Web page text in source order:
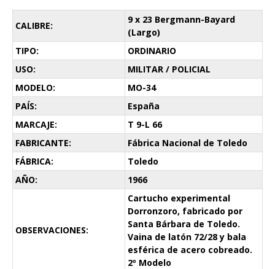
CALIBRE:
9 x 23 Bergmann-Bayard
(Largo)
TIPO:
ORDINARIO
USO:
MILITAR / POLICIAL
MODELO:
MO-34
PAÍS:
España
MARCAJE:
T 9-L 66
FABRICANTE:
Fábrica Nacional de Toledo
FÁBRICA:
Toledo
AÑO:
1966
OBSERVACIONES:
Cartucho experimental
Dorronzoro, fabricado por
Santa Bárbara de Toledo.
Vaina de latón 72/28 y bala
esférica de acero cobreado.
2º Modelo